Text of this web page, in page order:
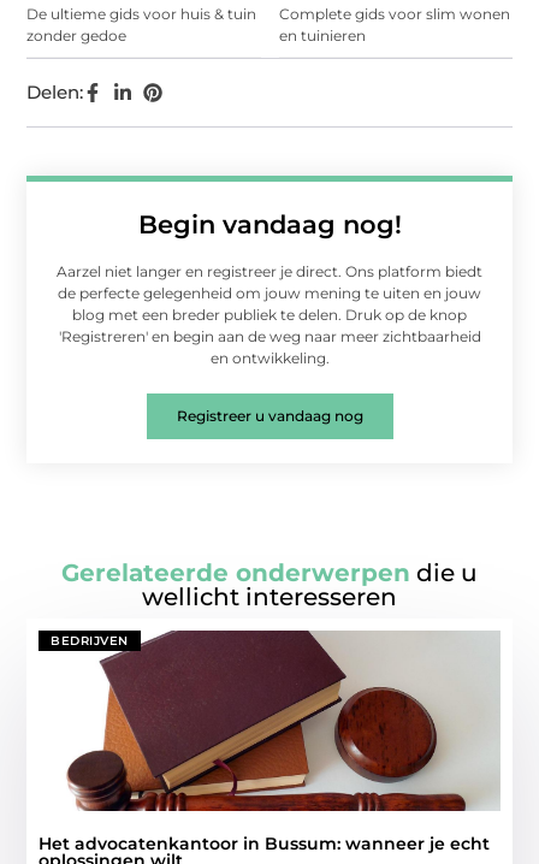
De ultieme gids voor huis & tuin
zonder gedoe
Complete gids voor slim wonen
en tuinieren
Begin vandaag nog!
Aarzel niet langer en registreer je direct. Ons platform biedt
de perfecte gelegenheid om jouw mening te uiten en jouw
blog met een breder publiek te delen. Druk op de knop
'Registreren' en begin aan de weg naar meer zichtbaarheid
en ontwikkeling.
Registreer u vandaag nog
Delen:
Gerelateerde onderwerpen die u
wellicht interesseren
BEDRIJVEN
Het advocatenkantoor in Bussum: wanneer je echt